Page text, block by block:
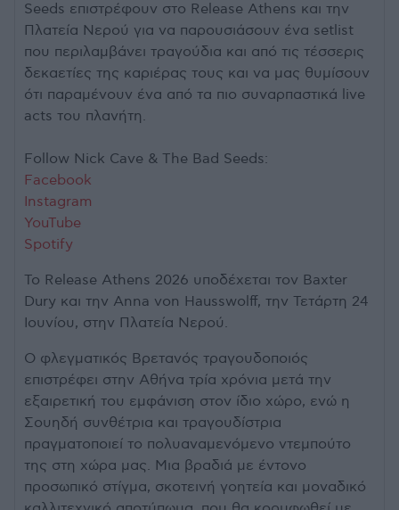
Seeds επιστρέφουν στο Release Athens και την
Πλατεία Νερού για να παρουσιάσουν ένα setlist
που περιλαμβάνει τραγούδια και από τις τέσσερις
δεκαετίες της καριέρας τους και να μας θυμίσουν
ότι παραμένουν ένα από τα πιο συναρπαστικά live
acts του πλανήτη.
Follow Nick Cave & The Bad Seeds:
Facebook
Instagram
YouTube
Spotify
Το Release Athens 2026 υποδέχεται τον Baxter
Dury και την Anna von Hausswolff, την Τετάρτη 24
Ιουνίου, στην Πλατεία Νερού.
Ο φλεγματικός Βρετανός τραγουδοποιός
επιστρέφει στην Αθήνα τρία χρόνια μετά την
εξαιρετική του εμφάνιση στον ίδιο χώρο, ενώ η
Σουηδή συνθέτρια και τραγουδίστρια
πραγματοποιεί το πολυαναμενόμενο ντεμπούτο
της στη χώρα μας. Μια βραδιά με έντονο
προσωπικό στίγμα, σκοτεινή γοητεία και μοναδικό